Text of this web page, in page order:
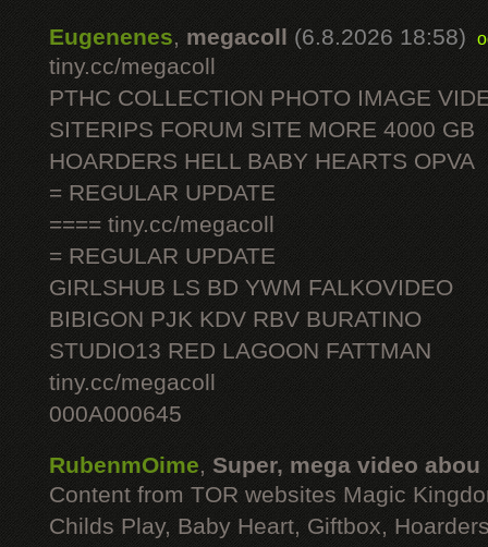
Eugenenes, megacoll (6.8.2026 18:58)
tiny.cc/megacoll
PTHC COLLECTION PHOTO IMAGE
SITERIPS FORUM SITE MORE 4000 GB
HOARDERS HELL BABY HEARTS OPVA
= REGULAR UPDATE
==== tiny.cc/megacoll
= REGULAR UPDATE
GIRLSHUB LS BD YWM FALKOVIDEO
BIBIGON PJK KDV RBV BURATINO
STUDIO13 RED LAGOON FATTMAN
tiny.cc/megacoll
000A000645
RubenmOime, Super, mega video abou
Content from TOR websites Magic
Childs Play, Baby Heart, Giftbox,